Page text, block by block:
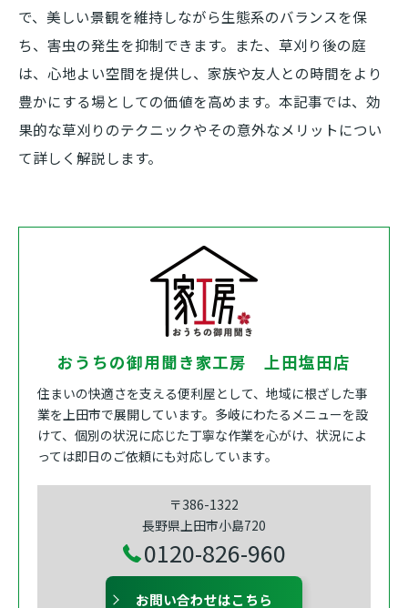
で、美しい景観を維持しながら生態系のバランスを保
ち、害虫の発生を抑制できます。また、草刈り後の庭
は、心地よい空間を提供し、家族や友人との時間をより
豊かにする場としての価値を高めます。本記事では、効
果的な草刈りのテクニックやその意外なメリットについ
て詳しく解説します。
おうちの御用聞き家工房 上田塩田店
住まいの快適さを支える便利屋として、地域に根ざした事
業を上田市で展開しています。多岐にわたるメニューを設
けて、個別の状況に応じた丁寧な作業を心がけ、状況によ
っては即日のご依頼にも対応しています。
〒386-1322
長野県上田市小島720
0120-826-960
お問い合わせはこちら